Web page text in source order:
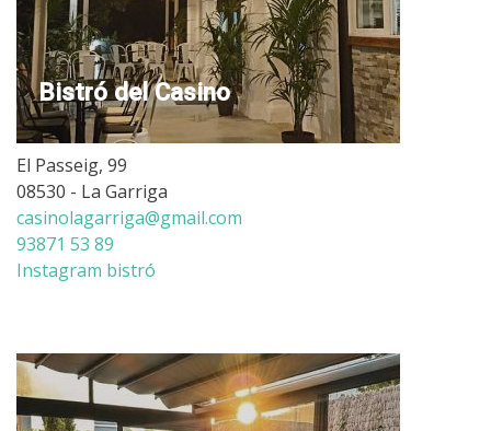
Bistró del Casino
El Passeig, 99
08530 - La Garriga
casinolagarriga@gmail.com
93871 53 89
Instagram bistró